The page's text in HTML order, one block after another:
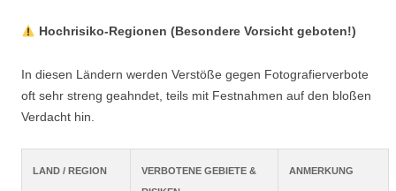
Hochrisiko-Regionen (Besondere Vorsicht geboten!)
In diesen Ländern werden Verstöße gegen Fotografierverbote
oft sehr streng geahndet, teils mit Festnahmen auf den bloßen
Verdacht hin.
LAND / REGION
VERBOTENE GEBIETE &
ANMERKUNG